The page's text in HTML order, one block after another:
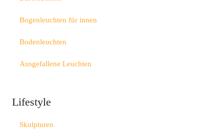
Bogenleuchten für innen
Bodenleuchten
Ausgefallene Leuchten
Lifestyle
Skulpturen